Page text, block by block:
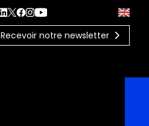
Recevoir notre newsletter